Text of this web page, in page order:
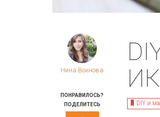
Нина Воинова
ПОНРАВИЛОСЬ?
ПОДЕЛИТЕСЬ
DIY и